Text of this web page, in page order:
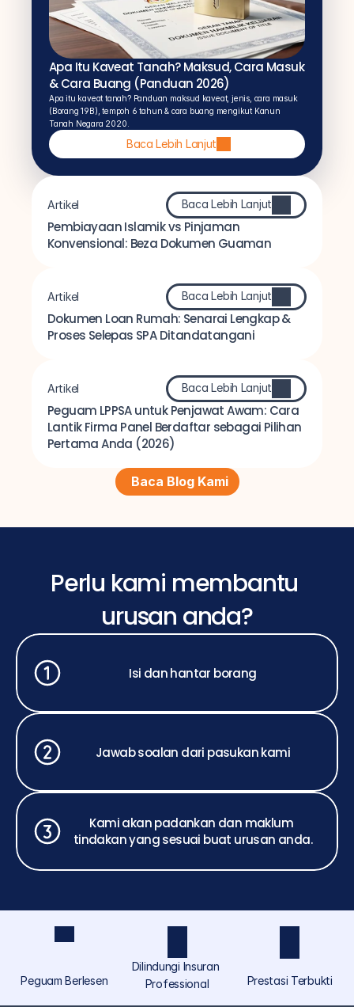
Apa Itu Kaveat Tanah? Maksud, Cara Masuk
& Cara Buang (Panduan 2026)
Apa itu kaveat tanah? Panduan maksud kaveat, jenis, cara masuk
(Borang 19B), tempoh 6 tahun & cara buang mengikut Kanun
Tanah Negara 2020.
Baca Lebih Lanjut
Artikel Baca Lebih Lanjut
Pembiayaan Islamik vs Pinjaman
Konvensional: Beza Dokumen Guaman
Artikel Baca Lebih Lanjut
Dokumen Loan Rumah: Senarai Lengkap &
Proses Selepas SPA Ditandatangani
Artikel Baca Lebih Lanjut
Peguam LPPSA untuk Penjawat Awam: Cara
Lantik Firma Panel Berdaftar sebagai Pilihan
Pertama Anda (2026)
Baca Blog Kami
Perlu kami membantu
urusan anda?
Isi dan hantar borang
Jawab soalan dari pasukan kami
Kami akan padankan dan maklum
tindakan yang sesuai buat urusan anda.
Peguam Berlesen
Dilindungi Insuran
Professional
Prestasi Terbukti